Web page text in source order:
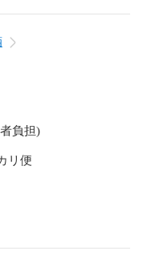
負担)
リ便